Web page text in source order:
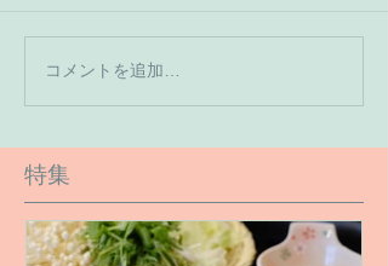
【６月１６日のご予約状
況です】
コメントを追加…
特集